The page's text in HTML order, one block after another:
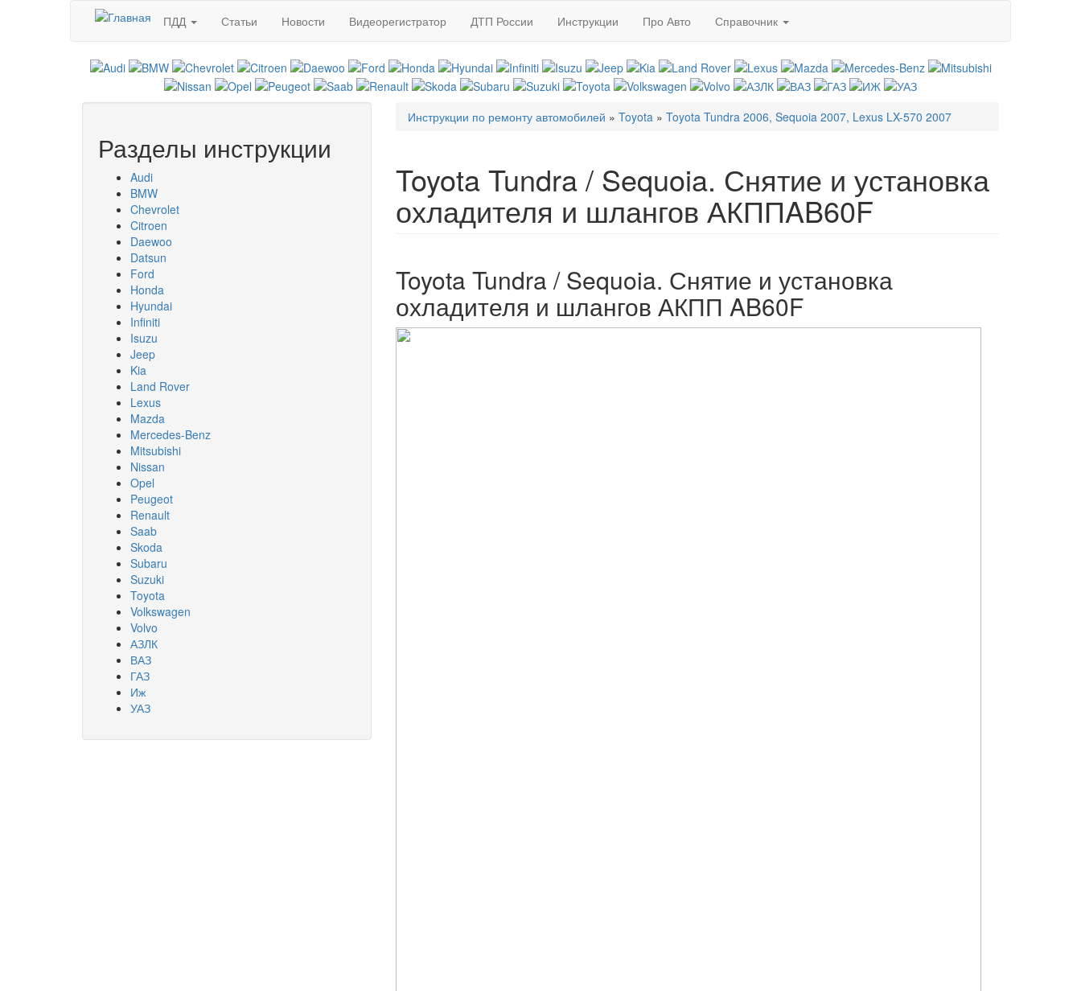
Перейти к основному содержанию
ПДД
Статьи Новости Видеорегистратор ДТП России Инструкции Про Авто Справочник
Разделы инструкции
Audi
BMW
Chevrolet
Citroen
Daewoo
Datsun
Ford
Honda
Hyundai
Infiniti
Isuzu
Jeep
Kia
Land Rover
Lexus
Mazda
Mercedes-Benz
Mitsubishi
Nissan
Opel
Peugeot
Renault
Saab
Skoda
Subaru
Suzuki
Toyota
Volkswagen
Volvo
АЗЛК
ВАЗ
ГАЗ
Иж
УАЗ
Вы здесь
Инструкции по ремонту автомобилей » Toyota » Toyota Tundra 2006, Sequoia 2007, Lexus LX-570 2007
Toyota Tundra / Sequoia. Снятие и установка
охладителя и шлангов АКППAB60F
Toyota Tundra / Sequoia. Снятие и установка
охладителя и шлангов АКПП AB60F